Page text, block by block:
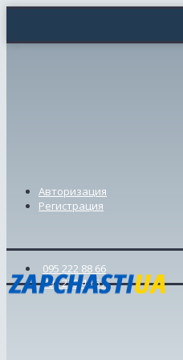
Авторизация
Регистрация
095 222 88 66
098 239 46 57